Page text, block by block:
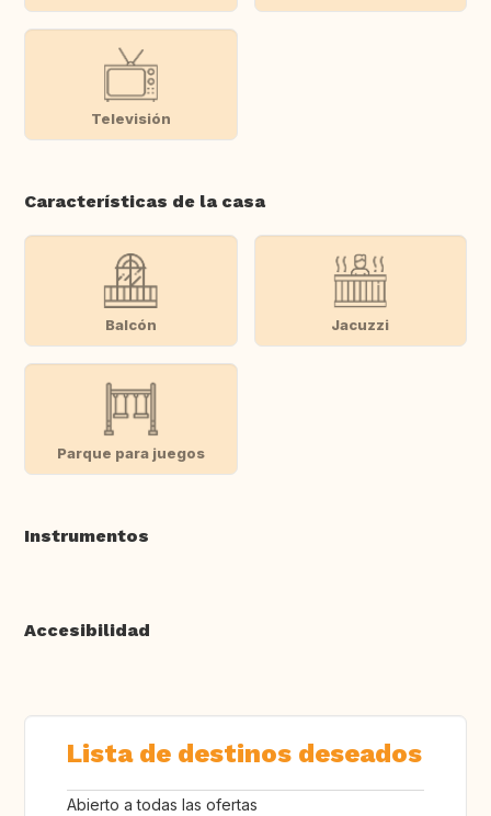
Televisión
Características de la casa
Balcón Jacuzzi
Parque para juegos
Instrumentos
Accesibilidad
Lista de destinos deseados
Abierto a todas las ofertas